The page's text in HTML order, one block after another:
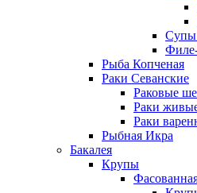
Рыба Копченая
Раки Севанские
Раковые
Раки
Раки
Рыбная Икра
Бакалея
Крупы